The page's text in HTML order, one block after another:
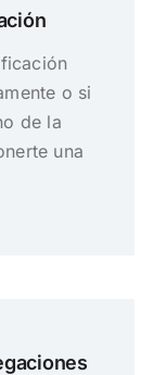
o si
de la
una